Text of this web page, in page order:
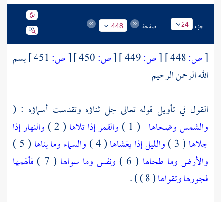
جزء 24 صفحة 448
[ص: [ص: [ص: [ص:
بسم
الله الرحمن الرحيم
القول في تأويل قوله تعالى جل ثناؤه وتقدست أسماؤه : (
والشمس وضحاها ( 1 ) والقمر إذا تلاها ( 2 )
والنهار إذا
جلاها ( 3 ) والليل إذا يغشاها ( 4 ) والسماء وما بناها ( 5 )
والأرض وما طحاها ( 6 ) ونفس وما سواها ( 7 )
فألهمها
فجورها وتقواها( 8 ) ) .